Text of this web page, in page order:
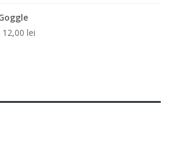
Prețul
12,00 lei